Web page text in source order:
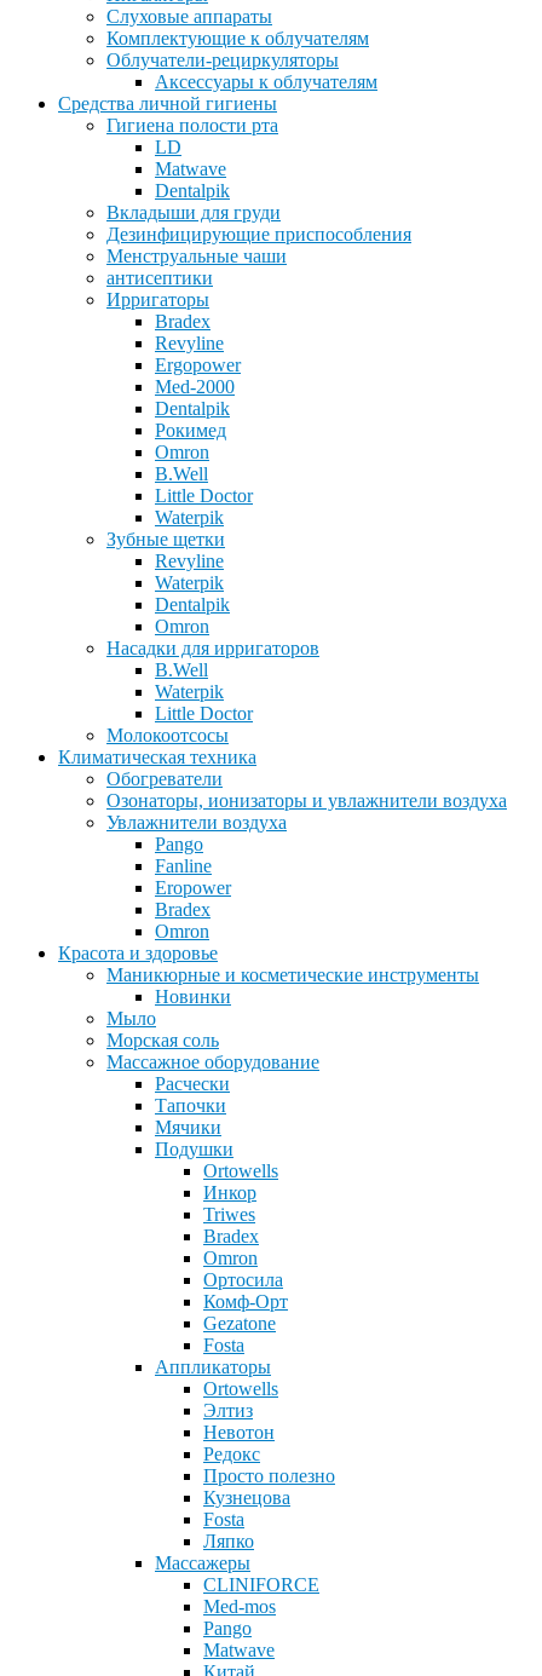
Слуховые аппараты
Комплектующие к облучателям
Облучатели-рециркуляторы
Аксессуары к облучателям
Средства личной гигиены
Гигиена полости рта
LD
Matwave
Dentalpik
Вкладыши для груди
Дезинфицирующие приспособления
Менструальные чаши
антисептики
Ирригаторы
Bradex
Revyline
Ergopower
Med-2000
Dentalpik
Рокимед
Omron
B.Well
Little Doctor
Waterpik
Зубные щетки
Revyline
Waterpik
Dentalpik
Omron
Насадки для ирригаторов
B.Well
Waterpik
Little Doctor
Молокоотсосы
Климатическая техника
Обогреватели
Озонаторы, ионизаторы и увлажнители воздуха
Увлажнители воздуха
Pango
Fanline
Eropower
Bradex
Omron
Красота и здоровье
Маникюрные и косметические инструменты
Новинки
Мыло
Морская соль
Массажное оборудование
Расчески
Тапочки
Мячики
Подушки
Ortowells
Инкор
Triwes
Bradex
Omron
Ортосила
Комф-Орт
Gezatone
Fosta
Аппликаторы
Ortowells
Элтиз
Невотон
Редокс
Просто полезно
Кузнецова
Fosta
Ляпко
Массажеры
CLINIFORCE
Med-mos
Pango
Matwave
Китай